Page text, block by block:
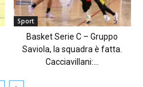
Sport
Basket Serie C – Gruppo
Saviola, la squadra è fatta.
Cacciavillani:...